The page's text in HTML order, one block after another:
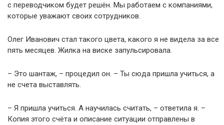
с переводчиком будет решён. Мы работаем с компаниями,
которые уважают своих сотрудников.
Олег Иванович стал такого цвета, какого я не видела за все
пять месяцев. Жилка на виске запульсировала.
– Это шантаж, – процедил он. – Ты сюда пришла учиться, а
не счета выставлять.
– Я пришла учиться. А научилась считать, – ответила я. –
Копия этого счёта и описание ситуации отправлены в